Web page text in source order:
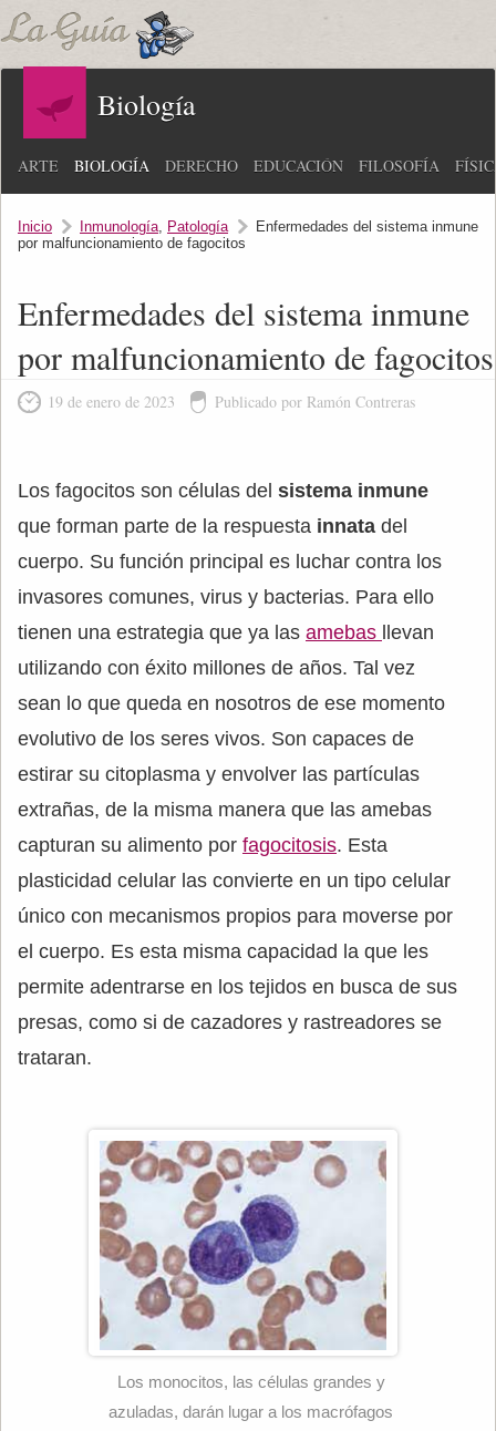
Biología
ARTE BIOLOGÍA DERECHO EDUCACIÓN FILOSOFÍA
Inicio Inmunología, Patología
Enfermedades del sistema inmune
por malfuncionamiento de fagocitos
Enfermedades del sistema inmune
por malfuncionamiento de fagocitos
19 de enero de 2023 Publicado por Ramón Contreras
Los fagocitos son células del sistema inmune
que forman parte de la respuesta innata del
cuerpo. Su función principal es luchar contra los
invasores comunes, virus y bacterias. Para ello
tienen una estrategia que ya las amebas
llevan
utilizando con éxito millones de años. Tal vez
sean lo que queda en nosotros de ese momento
evolutivo de los seres vivos. Son capaces de
estirar su citoplasma y envolver las partículas
extrañas, de la misma manera que las amebas
capturan su alimento por fagocitosis. Esta
plasticidad celular las convierte en un tipo celular
único con mecanismos propios para moverse por
el cuerpo. Es esta misma capacidad la que les
permite adentrarse en los tejidos en busca de sus
presas, como si de cazadores y rastreadores se
trataran.
Los monocitos, las células grandes y
azuladas, darán lugar a los macrófagos